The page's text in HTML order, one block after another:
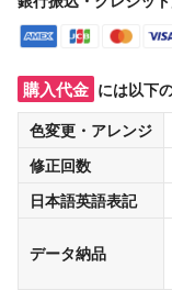
購入代金 には以下
色変更・アレンジ
修正回数
日本語英語表記
データ納品